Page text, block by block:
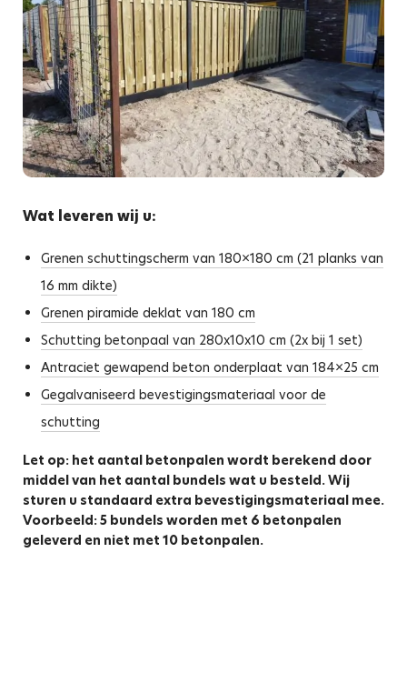
Wat leveren wij u:
Grenen schuttingscherm van 180×180 cm (21 planks van
16 mm dikte)
Grenen piramide deklat van 180 cm
Schutting betonpaal van 280x10x10 cm (2x bij 1 set)
Antraciet gewapend beton onderplaat van 184×25 cm
Gegalvaniseerd bevestigingsmateriaal voor de
schutting
Let op: het aantal betonpalen wordt berekend door
middel van het aantal bundels wat u besteld. Wij
sturen u standaard extra bevestigingsmateriaal mee.
Voorbeeld: 5 bundels worden met 6 betonpalen
geleverd en niet met 10 betonpalen.